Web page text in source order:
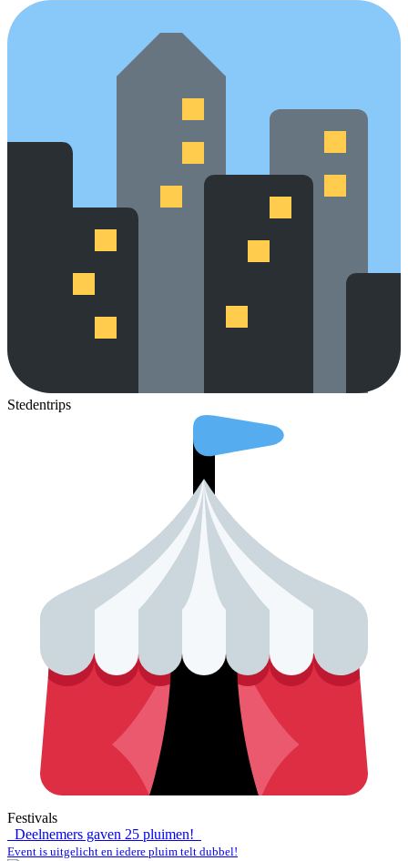
Stedentrips
Festivals
Deelnemers gaven 25 pluimen!
Event is uitgelicht en iedere pluim telt dubbel!